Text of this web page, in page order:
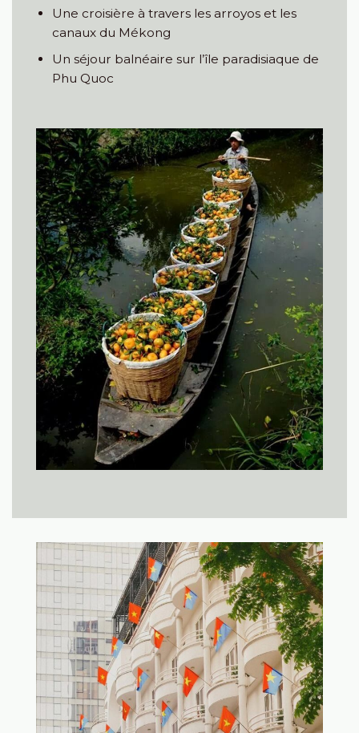
Une croisière à travers les arroyos et les
canaux du Mékong
Un séjour balnéaire sur l’île paradisiaque de
Phu Quoc